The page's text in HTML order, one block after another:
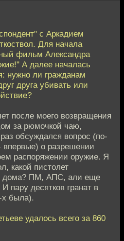
с Аркадием
Для начала
фильм Александра
А далее началась
нужно ли гражданам
друга убивать или
после моего возвращения
за рюмочкой чаю,
обсуждался вопрос (по-
о разрешении
распоряжении оружие. Я
какой пистолет
дома? ПМ, АПС, али еще
пару десятков гранат в
х была).
удалось всего за 860